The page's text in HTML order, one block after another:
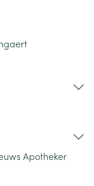
Apotheker